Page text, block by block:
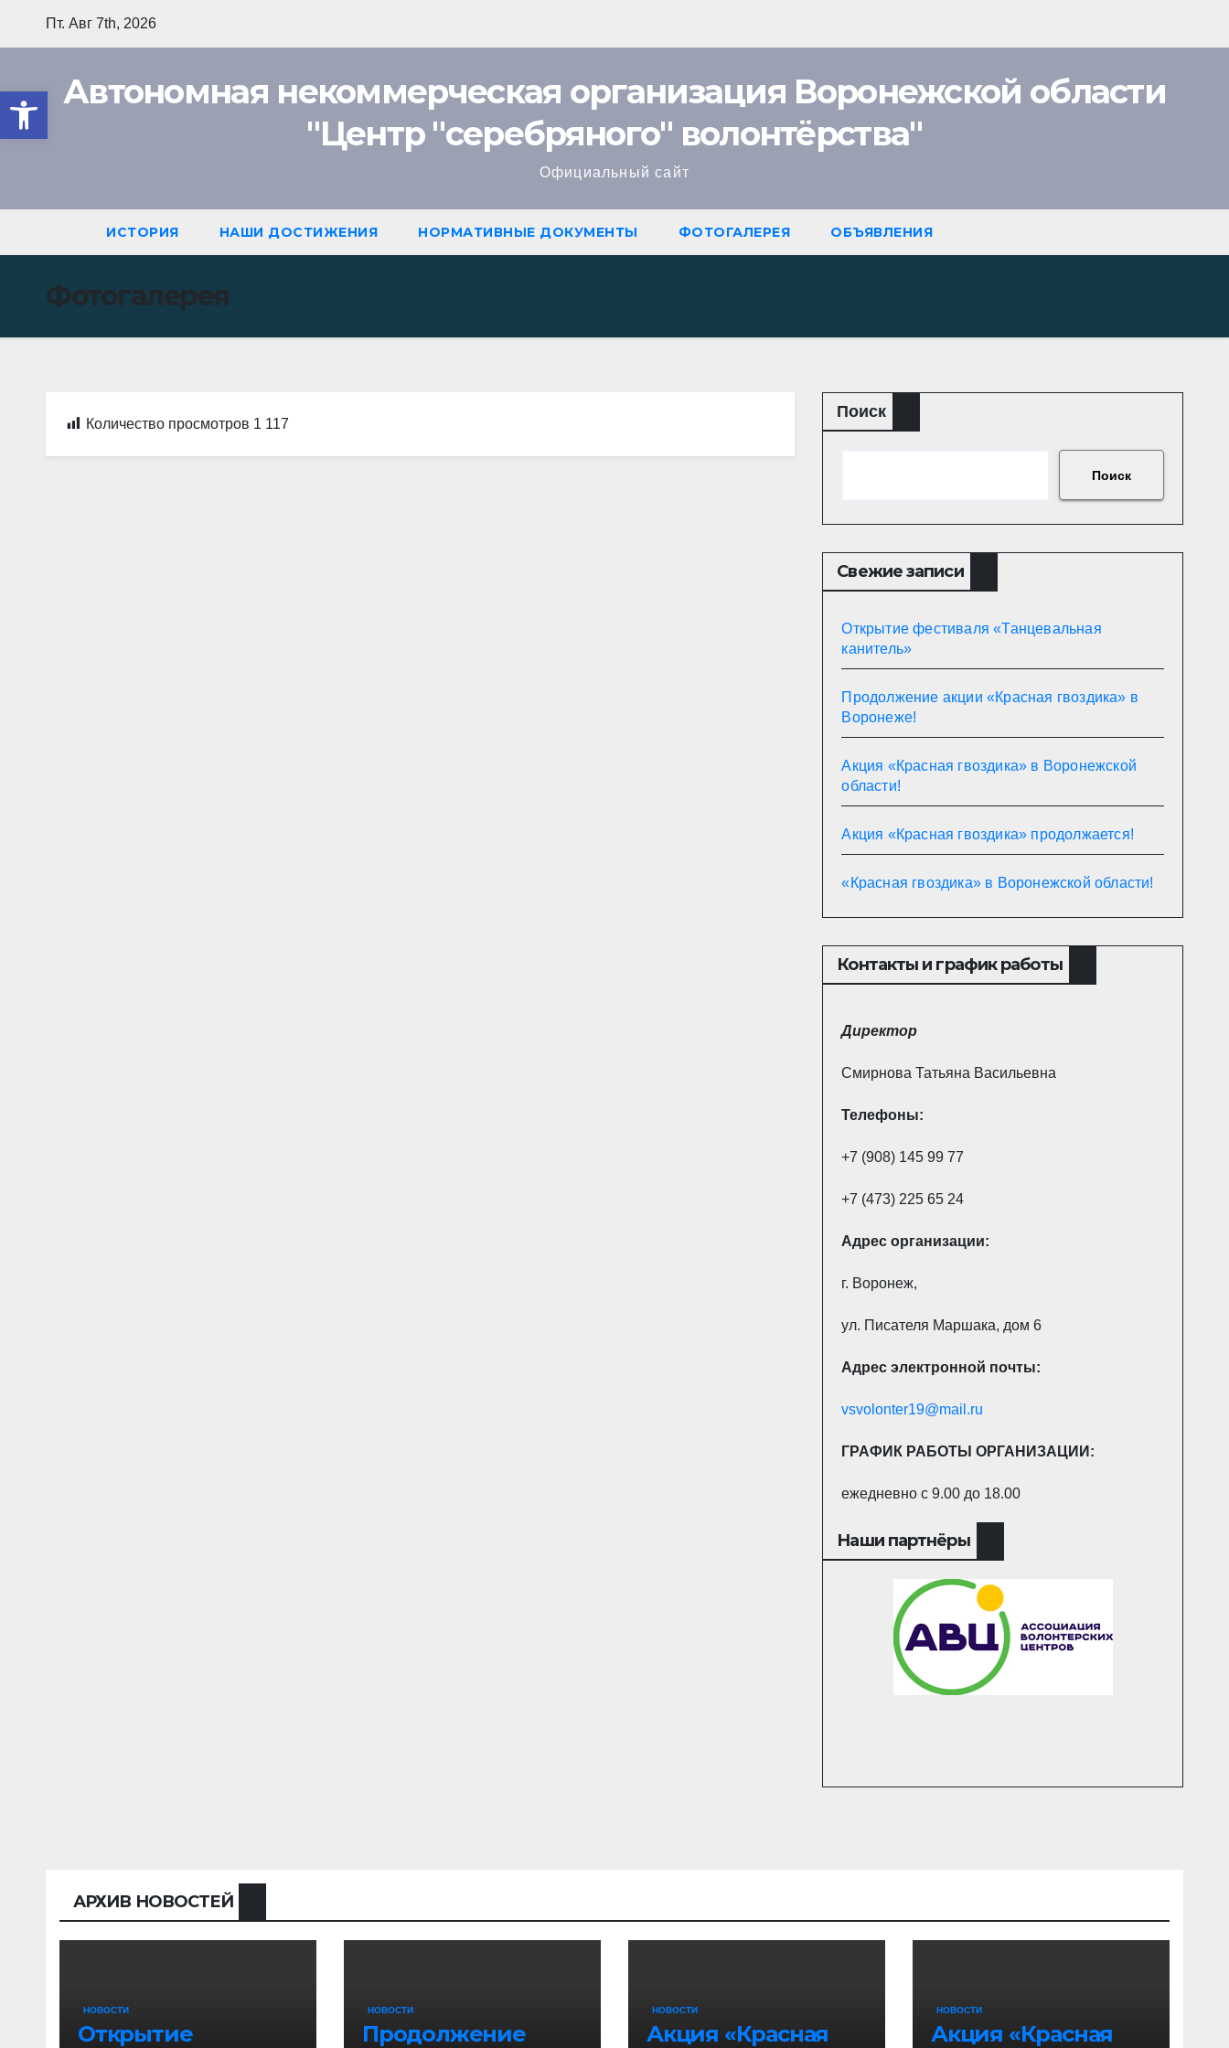
Пт. Авг 7th, 2026
Автономная некоммерческая организация Воронежской области
"Центр "cеребряного" волонтёрства"
Официальный сайт
ИСТОРИЯ НАШИ ДОСТИЖЕНИЯ НОРМАТИВНЫЕ ДОКУМЕНТЫ ФОТОГАЛЕРЕЯ ОБЪЯВЛЕНИЯ
Фотогалерея
Количество просмотров 1 117
Поиск
Поиск
Свежие записи
Открытие фестиваля «Танцевальная
канитель»
Продолжение акции «Красная гвоздика» в
Воронеже!
Акция «Красная гвоздика» в Воронежской
области!
Акция «Красная гвоздика» продолжается!
«Красная гвоздика» в Воронежской области!
Контакты и график работы
Директор
Смирнова Татьяна Васильевна
Телефоны:
+7 (908) 145 99 77
+7 (473) 225 65 24
Адрес организации:
г. Воронеж,
ул. Писателя Маршака, дом 6
Адрес электронной почты:
vsvolonter19@mail.ru
ГРАФИК РАБОТЫ ОРГАНИЗАЦИИ:
ежедневно с 9.00 до 18.00
Наши партнёры
АРХИВ НОВОСТЕЙ
НОВОСТИ
Открытие
НОВОСТИ
Продолжение
НОВОСТИ
Акция «Красная
НОВОСТИ
Акция «Красная
Открыть панель инструментов